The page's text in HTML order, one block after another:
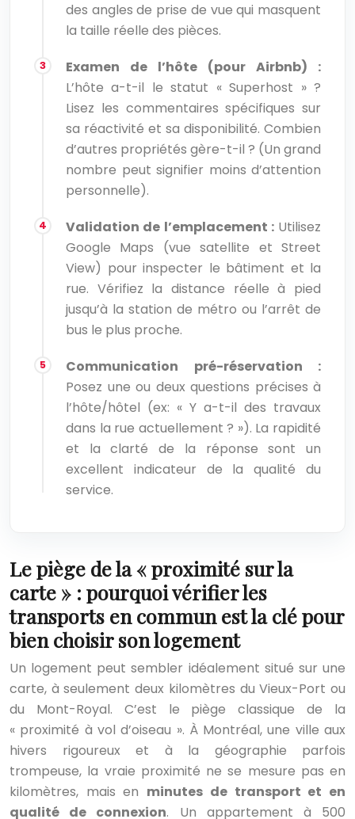
des angles de prise de vue qui masquent
la taille réelle des pièces.
Examen de l’hôte (pour Airbnb) :
L’hôte a-t-il le statut « Superhost » ?
Lisez les commentaires spécifiques sur
sa réactivité et sa disponibilité. Combien
d’autres propriétés gère-t-il ? (Un grand
nombre peut signifier moins d’attention
personnelle).
Validation de l’emplacement :Utilisez
Google Maps (vue satellite et Street
View) pour inspecter le bâtiment et la
rue. Vérifiez la distance réelle à pied
jusqu’à la station de métro ou l’arrêt de
bus le plus proche.
Communication pré-réservation :
Posez une ou deux questions précises à
l’hôte/hôtel (ex: « Y a-t-il des travaux
dans la rue actuellement ? »). La rapidité
et la clarté de la réponse sont un
excellent indicateur de la qualité du
service.
Le piège de la « proximité sur la
carte » : pourquoi vérifier les
transports en commun est la clé pour
bien choisir son logement
Un logement peut sembler idéalement situé sur une
carte, à seulement deux kilomètres du Vieux-Port ou
du Mont-Royal. C’est le piège classique de la
« proximité à vol d’oiseau ». À Montréal, une ville aux
hivers rigoureux et à la géographie parfois
trompeuse, la vraie proximité ne se mesure pas en
kilomètres, mais en minutes de transport et en
qualité de connexion. Un appartement à 500